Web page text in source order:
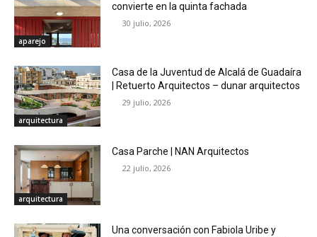
aparejo
convierte en la quinta fachada
30 julio, 2026
arquitectura
Casa de la Juventud de Alcalá de Guadaíra
| Retuerto Arquitectos – dunar arquitectos
29 julio, 2026
arquitectura
Casa Parche | NAN Arquitectos
22 julio, 2026
Una conversación con Fabiola Uribe y